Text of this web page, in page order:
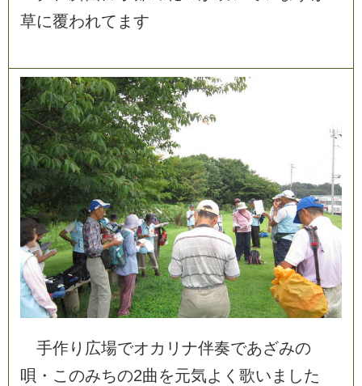
草に覆われて ま す
手作り 広場でオカ リ ナ伴奏であざみの
唄 ・ こ のみちの2曲を元気よ く 歌い ま した